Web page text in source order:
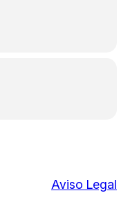
Aviso Legal